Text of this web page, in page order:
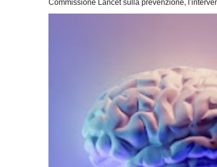
Commissione Lancet sulla prevenzione,